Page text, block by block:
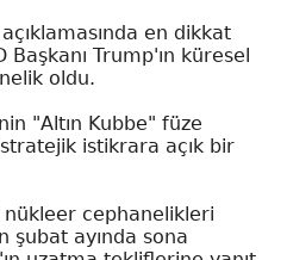
en dikkat
Başkanı Trump'ın küresel
oldu.
"Altın Kubbe" füze
istikrara açık bir
nükleer cephanelikleri
şubat ayında sona